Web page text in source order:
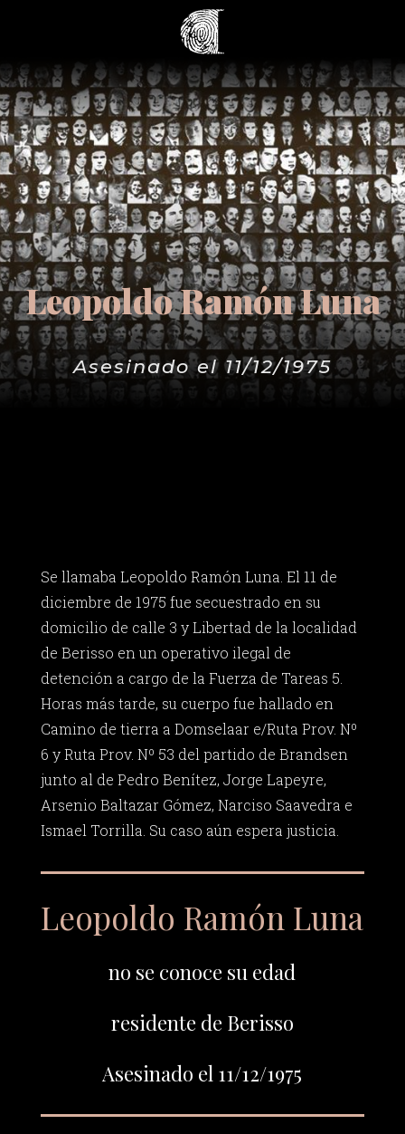
Leopoldo Ramón Luna
Asesinado el 11/12/1975
Se llamaba Leopoldo Ramón Luna. El 11 de
diciembre de 1975 fue secuestrado en su
domicilio de calle 3 y Libertad de la localidad
de Berisso en un operativo ilegal de
detención a cargo de la Fuerza de Tareas 5.
Horas más tarde, su cuerpo fue hallado en
Camino de tierra a Domselaar e/Ruta Prov. Nº
6 y Ruta Prov. Nº 53 del partido de Brandsen
junto al de Pedro Benítez, Jorge Lapeyre,
Arsenio Baltazar Gómez, Narciso Saavedra e
Ismael Torrilla. Su caso aún espera justicia.
Leopoldo Ramón Luna
no se conoce su edad
residente de Berisso
Asesinado el 11/12/1975